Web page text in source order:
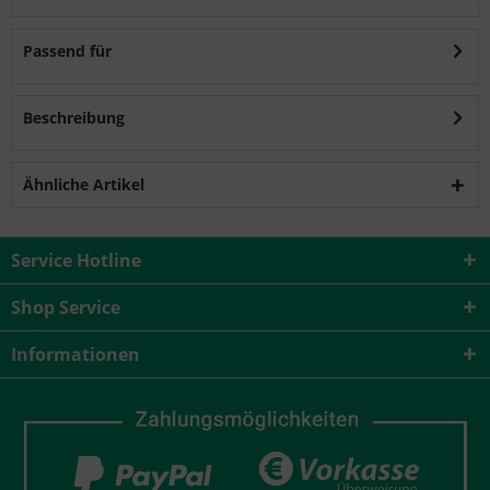
Passend für
Beschreibung
Ähnliche Artikel
Service Hotline
Shop Service
Informationen